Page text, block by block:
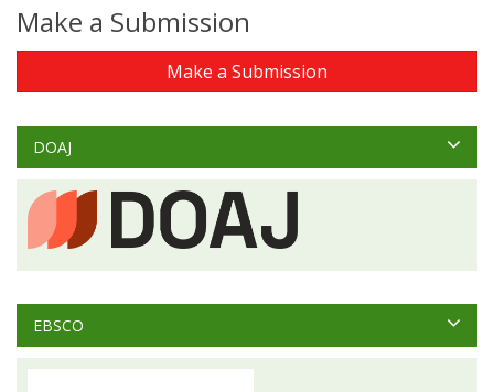
Make a Submission
Make a Submission
DOAJ
EBSCO